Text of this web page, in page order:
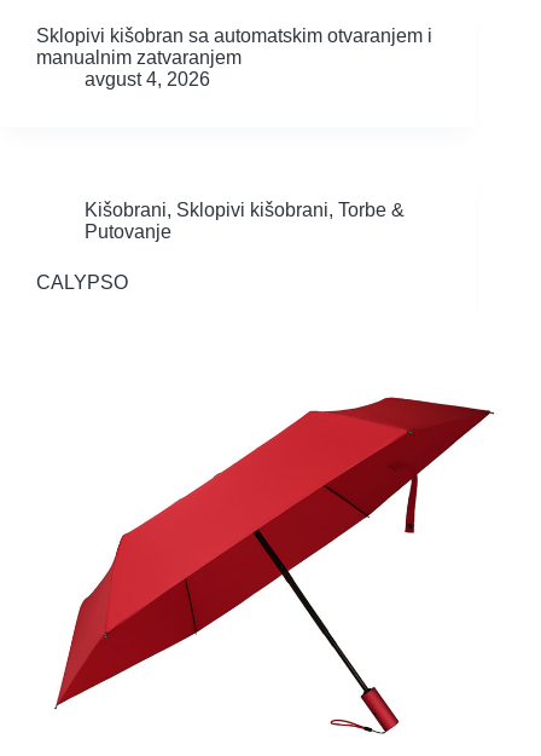
Sklopivi kišobran sa automatskim otvaranjem i
manualnim zatvaranjem
avgust 4, 2026
Kišobrani, Sklopivi kišobrani, Torbe &
Putovanje
CALYPSO